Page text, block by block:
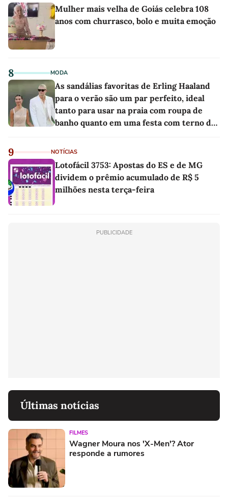
Mulher mais velha de Goiás celebra 108
anos com churrasco, bolo e muita emoção
8 MODA
As sandálias favoritas de Erling Haaland
para o verão são um par perfeito, ideal
tanto para usar na praia com roupa de
banho quanto em uma festa com terno de
9 NOTÍCIAS
Lotofácil 3753: Apostas do ES e de MG
dividem o prêmio acumulado de R$ 5
milhões nesta terça-feira
PUBLICIDADE
Últimas notícias
FILMES
Wagner Moura nos 'X-Men'? Ator
responde a rumores